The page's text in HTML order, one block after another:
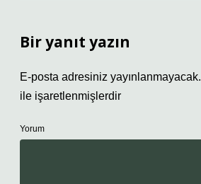
Bir yanıt yazın
E-posta adresiniz yayınlanmayacak.
ile işaretlenmişlerdir
Yorum